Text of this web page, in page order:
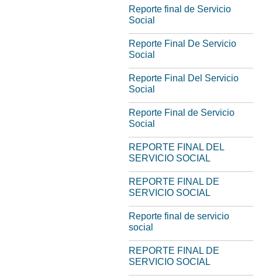
Reporte final de Servicio
Social
Reporte Final De Servicio
Social
Reporte Final Del Servicio
Social
Reporte Final de Servicio
Social
REPORTE FINAL DEL
SERVICIO SOCIAL
REPORTE FINAL DE
SERVICIO SOCIAL
Reporte final de servicio
social
REPORTE FINAL DE
SERVICIO SOCIAL